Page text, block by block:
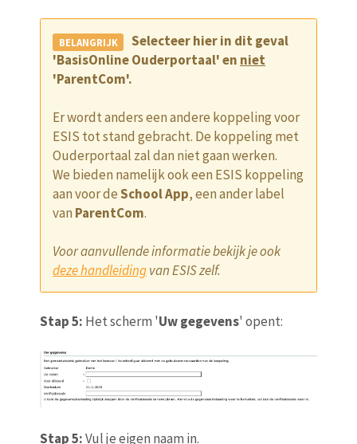
Selecteer hier in dit geval
'BasisOnline Ouderportaal' en niet
'ParentCom'.
Er wordt anders een andere koppeling voor
ESIS tot stand gebracht. De koppeling met
Ouderportaal zal dan niet gaan werken.
We bieden namelijk ook een ESIS koppeling
aan voor deSchool App, een ander label
van ParentCom.
Voor aanvullende informatie bekijk je ook
deze handleidingvan ESIS zelf.
Stap 5: Het scherm 'Uw gegevens' opent:
Stap 5:Vul je eigen naam in.